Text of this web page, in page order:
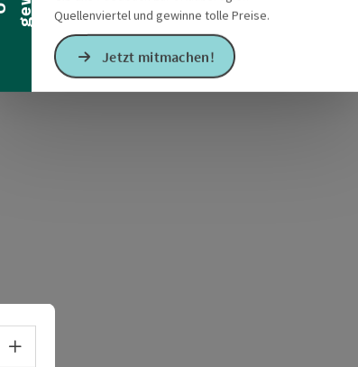
Quellenviertel und gewinne tolle Preise.
Jetzt mitmachen!
Sprachwahl - Menü öffnen